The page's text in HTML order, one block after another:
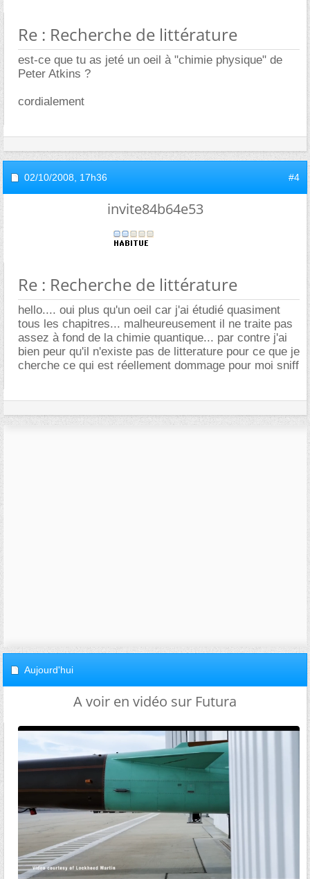
Re : Recherche de littérature
est-ce que tu as jeté un oeil à "chimie physique" de
Peter Atkins ?
cordialement
02/10/2008, 17h36 #4
invite84b64e53
Re : Recherche de littérature
hello.... oui plus qu'un oeil car j'ai étudié quasiment
tous les chapitres... malheureusement il ne traite pas
assez à fond de la chimie quantique... par contre j'ai
bien peur qu'il n'existe pas de litterature pour ce que je
cherche ce qui est réellement dommage pour moi sniff
Aujourd'hui
A voir en vidéo sur Futura